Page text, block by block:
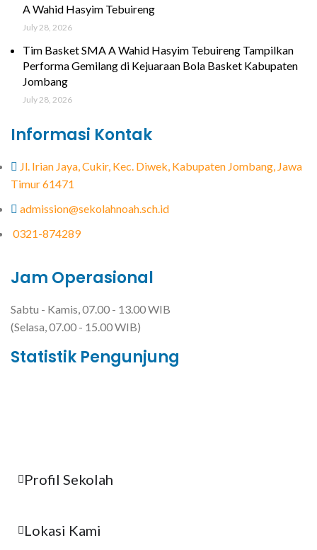
A Wahid Hasyim Tebuireng
July 28, 2026
Tim Basket SMA A Wahid Hasyim Tebuireng Tampilkan
Performa Gemilang di Kejuaraan Bola Basket Kabupaten
Jombang
July 28, 2026
Informasi Kontak
Jl. Irian Jaya, Cukir, Kec. Diwek, Kabupaten Jombang, Jawa
Timur 61471
admission@sekolahnoah.sch.id
0321-874289
Jam Operasional
Sabtu - Kamis, 07.00 - 13.00 WIB
(Selasa, 07.00 - 15.00 WIB)
Statistik Pengunjung
Profil Sekolah
Lokasi Kami